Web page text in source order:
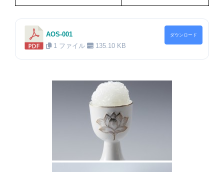
AOS-001
1 ファイル
135.10 KB
ダウンロード